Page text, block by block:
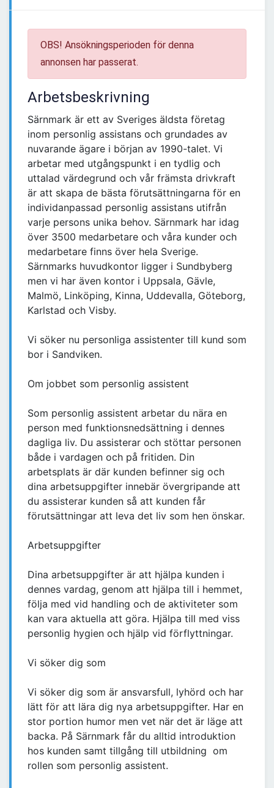
OBS! Ansökningsperioden för denna
annonsen har passerat.
Arbetsbeskrivning
Särnmark är ett av Sveriges äldsta företag
inom personlig assistans och grundades av
nuvarande ägare i början av 1990-talet. Vi
arbetar med utgångspunkt i en tydlig och
uttalad värdegrund och vår främsta drivkraft
är att skapa de bästa förutsättningarna för en
individanpassad personlig assistans utifrån
varje persons unika behov. Särnmark har idag
över 3500 medarbetare och våra kunder och
medarbetare finns över hela Sverige.
Särnmarks huvudkontor ligger i Sundbyberg
men vi har även kontor i Uppsala, Gävle,
Malmö, Linköping, Kinna, Uddevalla, Göteborg,
Karlstad och Visby.
Vi söker nu personliga assistenter till kund som
bor i Sandviken.
Om jobbet som personlig assistent
Som personlig assistent arbetar du nära en
person med funktionsnedsättning i dennes
dagliga liv. Du assisterar och stöttar personen
både i vardagen och på fritiden. Din
arbetsplats är där kunden befinner sig och
dina arbetsuppgifter innebär övergripande att
du assisterar kunden så att kunden får
förutsättningar att leva det liv som hen önskar.
Arbetsuppgifter
Dina arbetsuppgifter är att hjälpa kunden i
dennes vardag, genom att hjälpa till i hemmet,
följa med vid handling och de aktiviteter som
kan vara aktuella att göra. Hjälpa till med viss
personlig hygien och hjälp vid förflyttningar.
Vi söker dig som
Vi söker dig som är ansvarsfull, lyhörd och har
lätt för att lära dig nya arbetsuppgifter. Har en
stor portion humor men vet när det är läge att
backa. På Särnmark får du alltid introduktion
hos kunden samt tillgång till utbildning om
rollen som personlig assistent.